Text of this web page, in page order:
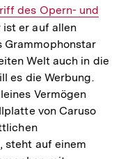
des Opern- und
er auf allen
Grammophonstar
Welt auch in die
es die Werbung.
Vermögen
von Caruso
steht auf einem